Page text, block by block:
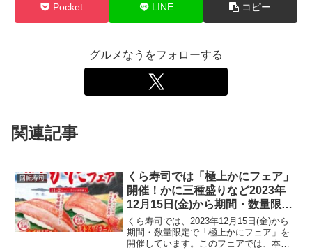
Pocket LINE コピー
グルメなうをフォローする
関連記事
回転寿司
くら寿司では「極上かにフェア」
開催！かに三種盛りなど2023年
12月15日(金)から期間・数量限
定！
くら寿司では、2023年12月15日(金)から
期間・数量限定で「極上かにフェア」を
開催しています。このフェアでは、本ズ